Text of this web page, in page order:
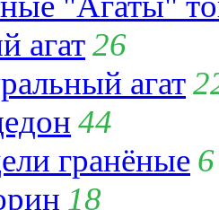
агат26
агат
44
гранёные 6
18